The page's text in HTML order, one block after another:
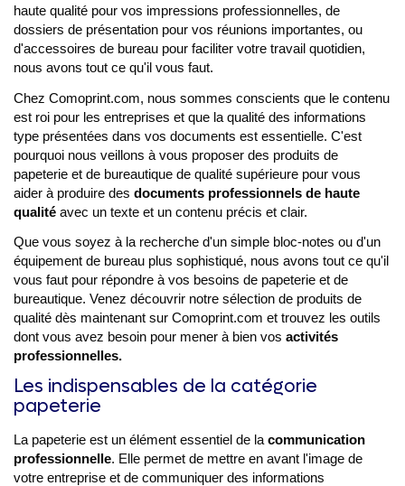
haute qualité pour vos impressions professionnelles, de
dossiers de présentation pour vos réunions importantes, ou
d'accessoires de bureau pour faciliter votre travail quotidien,
nous avons tout ce qu'il vous faut.
Chez Comoprint.com, nous sommes conscients que le contenu
est roi pour les entreprises et que la qualité des informations
type présentées dans vos documents est essentielle. C'est
pourquoi nous veillons à vous proposer des produits de
papeterie et de bureautique de qualité supérieure pour vous
aider à produire des documents professionnels de haute
qualité avec un texte et un contenu précis et clair.
Que vous soyez à la recherche d'un simple bloc-notes ou d'un
équipement de bureau plus sophistiqué, nous avons tout ce qu'il
vous faut pour répondre à vos besoins de papeterie et de
bureautique. Venez découvrir notre sélection de produits de
qualité dès maintenant sur Comoprint.com et trouvez les outils
dont vous avez besoin pour mener à bien vos activités
professionnelles.
Les indispensables de la catégorie
papeterie
La papeterie est un élément essentiel de la communication
professionnelle. Elle permet de mettre en avant l'image de
votre entreprise et de communiquer des informations